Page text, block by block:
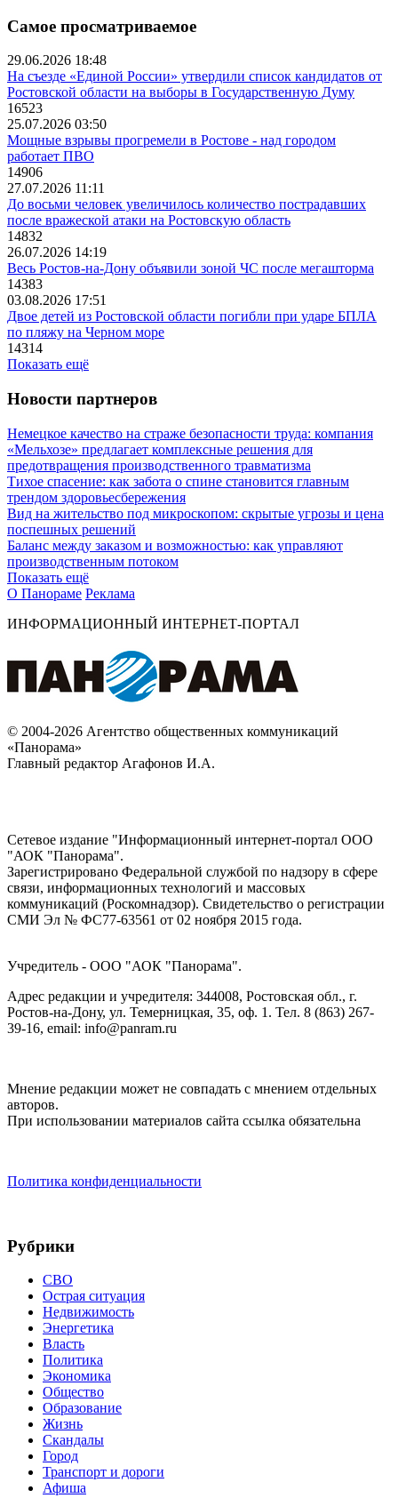
Самое просматриваемое
29.06.2026 18:48
На съезде «Единой России» утвердили список кандидатов от
Ростовской области на выборы в Государственную Думу
16523
25.07.2026 03:50
Мощные взрывы прогремели в Ростове - над городом
работает ПВО
14906
27.07.2026 11:11
До восьми человек увеличилось количество пострадавших
после вражеской атаки на Ростовскую область
14832
26.07.2026 14:19
Весь Ростов-на-Дону объявили зоной ЧС после мегашторма
14383
03.08.2026 17:51
Двое детей из Ростовской области погибли при ударе БПЛА
по пляжу на Черном море
14314
Показать ещё
Новости партнеров
Немецкое качество на страже безопасности труда: компания
«Мельхозе» предлагает комплексные решения для
предотвращения производственного травматизма
Тихое спасение: как забота о спине становится главным
трендом здоровьесбережения
Вид на жительство под микроскопом: скрытые угрозы и цена
поспешных решений
Баланс между заказом и возможностью: как управляют
производственным потоком
Показать ещё
О Панораме Реклама
ИНФОРМАЦИОННЫЙ ИНТЕРНЕТ-ПОРТАЛ
© 2004-2026 Агентство общественных коммуникаций
«Панорама»
Главный редактор Агафонов И.А.
Сетевое издание "Информационный интернет-портал ООО
"АОК "Панорама".
Зарегистрировано Федеральной службой по надзору в сфере
связи, информационных технологий и массовых
коммуникаций (Роскомнадзор). Cвидетельство о регистрации
СМИ Эл № ФС77-63561 от 02 ноября 2015 года.
Учредитель - ООО "АОК "Панорама".
Адрес редакции и учредителя: 344008, Ростовская обл., г.
Ростов-на-Дону, ул. Темерницкая, 35, оф. 1. Тел. 8 (863) 267-
39-16, email: info@panram.ru
Мнение редакции может не совпадать с мнением отдельных
авторов.
При использовании материалов сайта ссылка обязательна
Политика конфиденциальности
Рубрики
СВО
Острая ситуация
Недвижимость
Энергетика
Власть
Политика
Экономика
Общество
Образование
Жизнь
Скандалы
Город
Транспорт и дороги
Афиша